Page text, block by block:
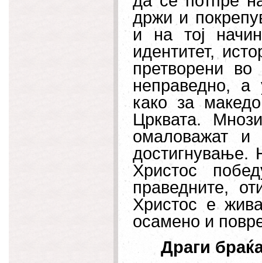
држи и
и на тој
идентитет,
претворени
неправедно,
како за
Црквата.
омаловажат и
достигнување.
Христос
праведните,
Христос е
осамено и
Драги